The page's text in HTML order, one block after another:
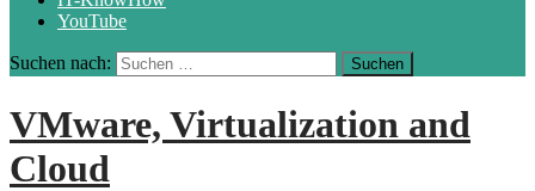
YouTube
Suchen nach:
VMware, Virtualization and
Cloud